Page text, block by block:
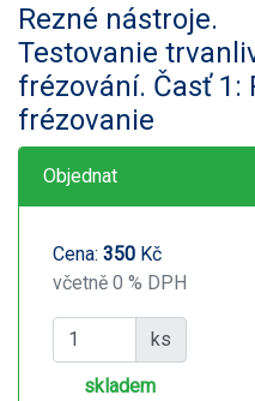
Rezné nástroje.
Testovanie
frézování. Časť 1:
frézovanie
Objednat
Cena: 350 Kč
včetně 0 % DPH
ks
skladem